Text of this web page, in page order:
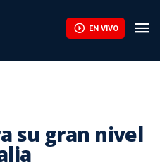
EN VIVO
su gran nivel